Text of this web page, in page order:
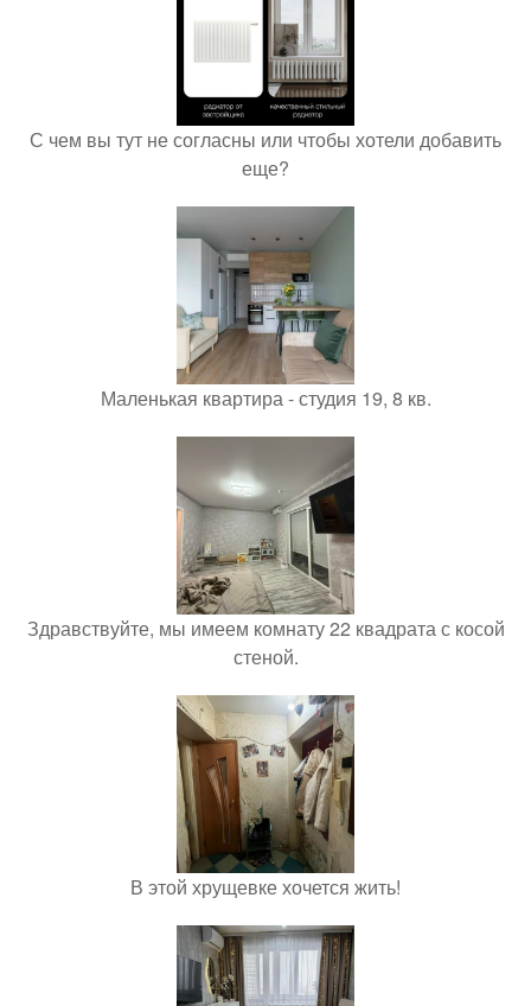
С чем вы тут не согласны или чтобы хотели добавить
еще?
Маленькая квартира - студия 19, 8 кв.
Здравствуйте, мы имеем комнату 22 квадрата с косой
стеной.
В этой хрущевке хочется жить!